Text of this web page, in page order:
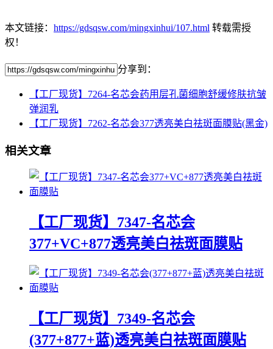
本文链接： https://gdsqsw.com/mingxinhui/107.html 转载需授
权！
分享到：
【工厂现货】7264-名芯会药用层孔菌细胞舒缓修肤抗皱
弹润乳
【工厂现货】7262-名芯会377透亮美白祛斑面膜贴(黑金)
相关文章
【工厂现货】7347-名芯会
377+VC+877透亮美白祛斑面膜贴
【工厂现货】7349-名芯会
(377+877+蓝)透亮美白祛斑面膜贴